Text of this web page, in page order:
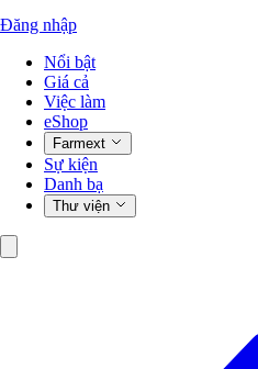
Đăng nhập
Nổi bật
Giá cả
Việc làm
eShop
Farmext
Sự kiện
Danh bạ
Thư viện